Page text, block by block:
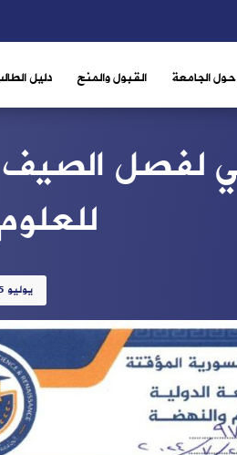
حول الجامعة القبول والمنح دليل
يوليو 25, 2024